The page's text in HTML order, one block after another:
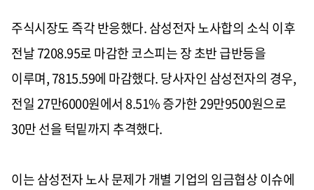
주식시장도 즉각 반응했다. 삼성전자 노사합의 소식 이후
전날 7208.95로 마감한 코스피는 장 초반 급반등을
이루며, 7815.59에 마감했다. 당사자인 삼성전자의 경우,
전일 27만6000원에서 8.51% 증가한 29만9500원으로
30만 선을 턱밑까지 추격했다.
이는 삼성전자 노사 문제가 개별 기업의 임금협상 이슈에